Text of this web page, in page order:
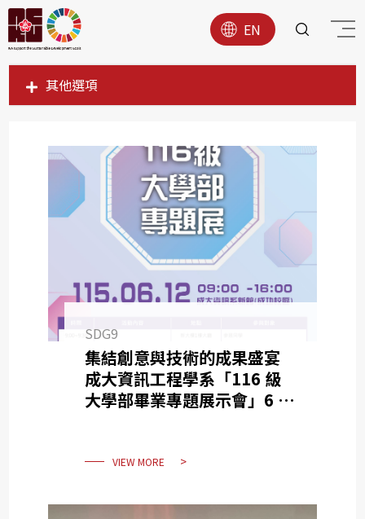
EN
其他選項
SDG1
SDG3
SDG4
SDG5
SDG7
SDG10
SDG11
SDG13
SDG9
集結創意與技術的成果盛宴
成大資訊工程學系「116 級
大學部畢業專題展示會」6 月
VIEW MORE